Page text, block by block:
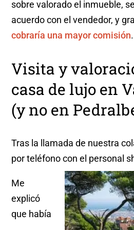
sobre valorado el inmueble,
acuerdo con el vendedor, y
cobraría una mayor comisión.
Visita y
casa de lujo en
(y no en
Tras la llamada de nuestra
por teléfono con el personal
Me
explicó
que había